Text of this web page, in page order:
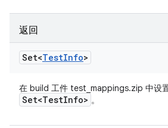
返回
Set<TestInfo>
在 build 工件 test_mappings.zip 中设
Set<TestInfo> 。